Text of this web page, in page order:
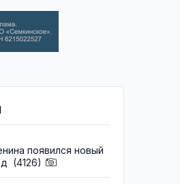
появился новый
(4126)